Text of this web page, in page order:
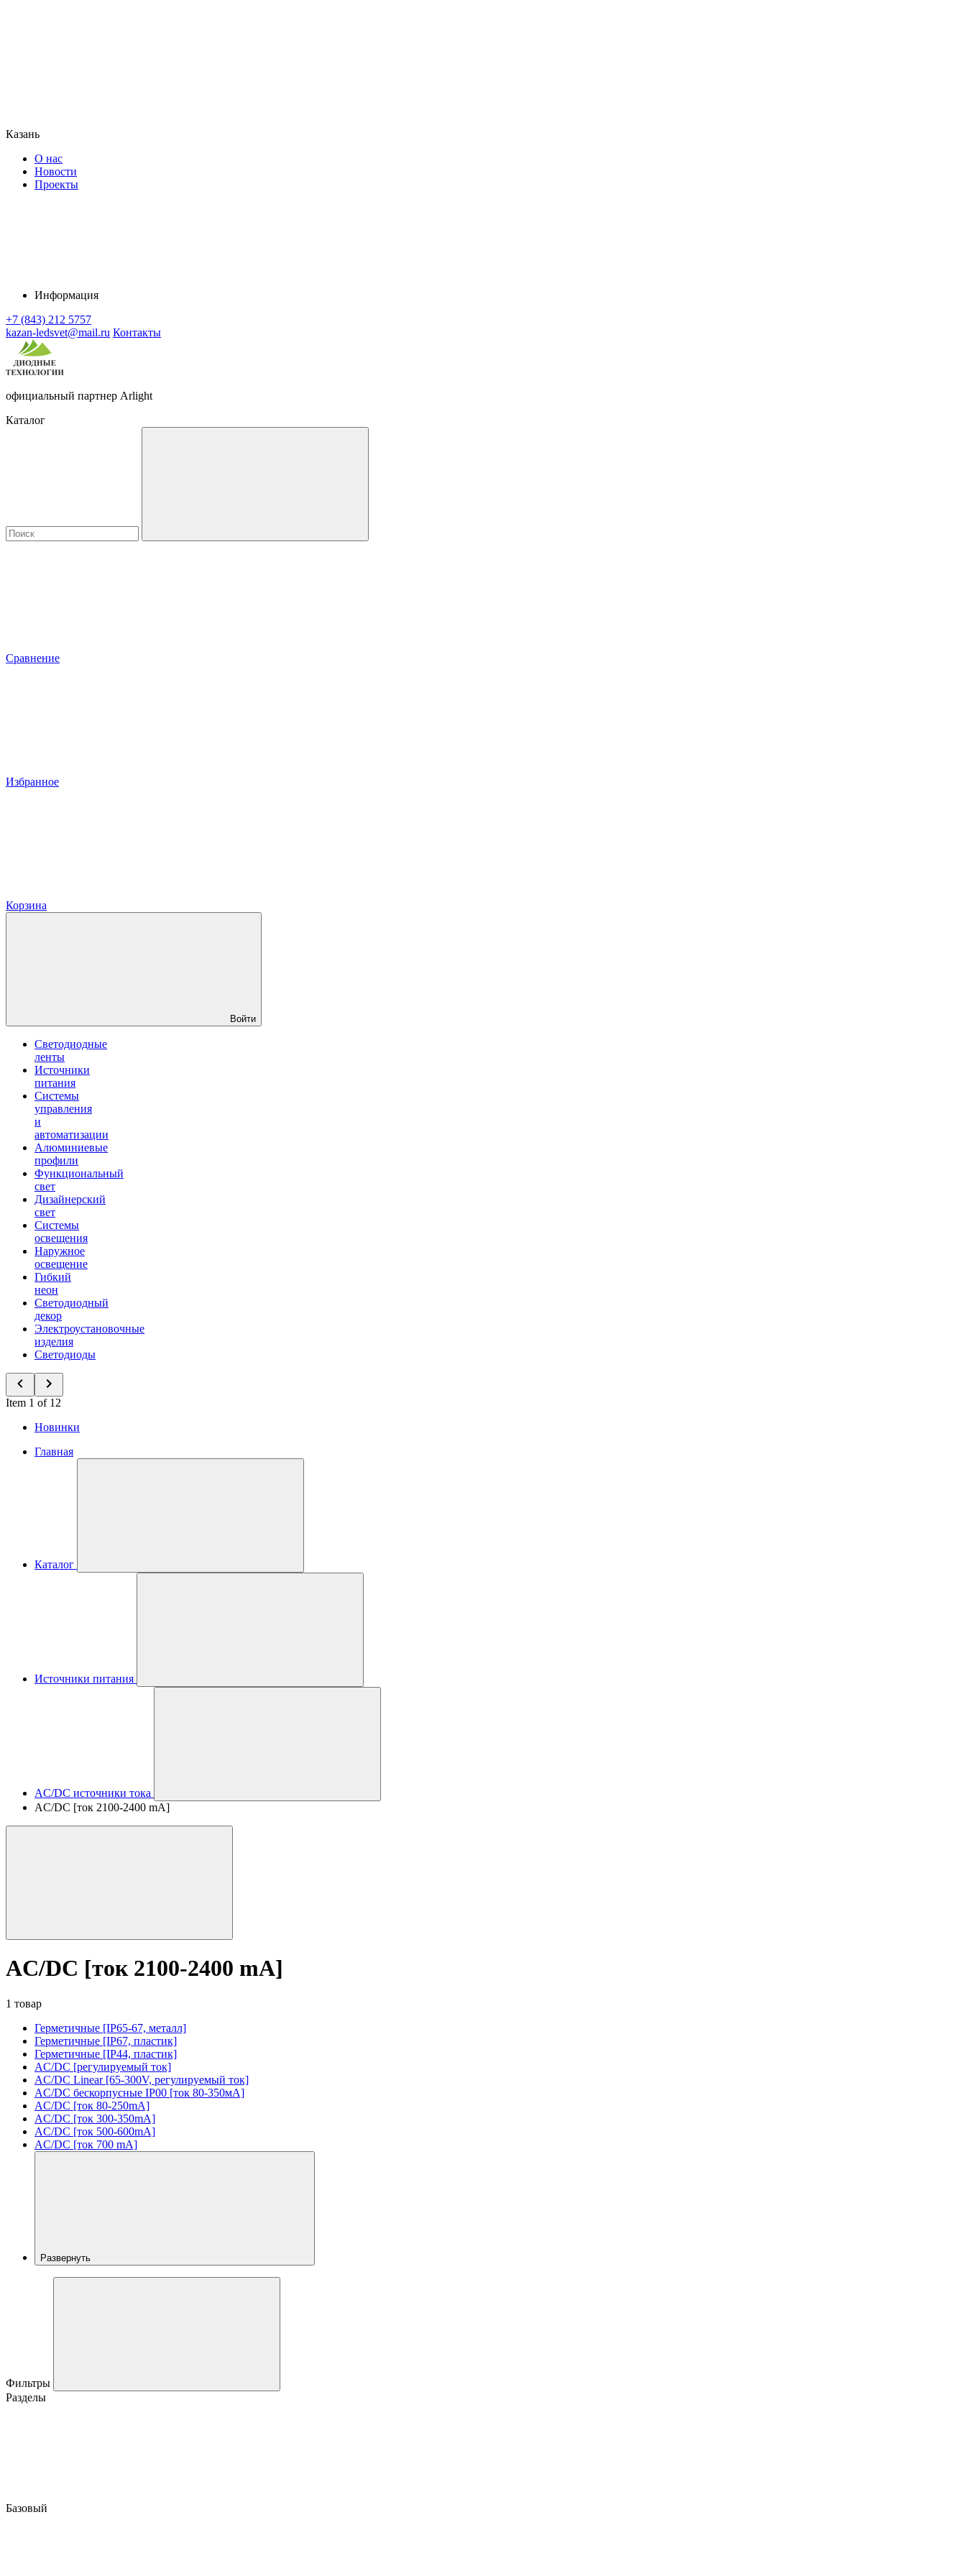
Казань
О нас
Новости
Проекты
Информация
+7 (843) 212 5757
kazan-ledsvet@mail.ru Контакты
официальный партнер Arlight
Каталог
Сравнение
Избранное
Корзина
Войти
Светодиодные
ленты
Источники
питания
Системы
управления
и
автоматизации
Алюминиевые
профили
Функциональный
свет
Дизайнерский
свет
Системы
освещения
Наружное
освещение
Гибкий
неон
Светодиодный
декор
Электроустановочные
изделия
Светодиоды
Item 1 of 12
Новинки
Главная
Каталог
Источники питания
AC/DC источники тока
AC/DC [ток 2100-2400 mA]
AC/DC [ток 2100-2400 mA]
1 товар
Герметичные [IP65-67, металл]
Герметичные [IP67, пластик]
Герметичные [IP44, пластик]
AC/DC [регулируемый ток]
AC/DC Linear [65-300V, регулируемый ток]
AC/DC бескорпусные IP00 [ток 80-350мА]
AC/DC [ток 80-250mA]
AC/DC [ток 300-350mA]
AC/DC [ток 500-600mA]
AC/DC [ток 700 mA]
Развернуть
Фильтры
Разделы
Базовый